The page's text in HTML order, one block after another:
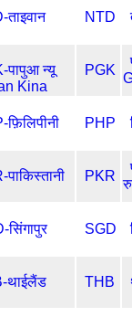
NTD
PGK
PHP
PKR
SGD
THB